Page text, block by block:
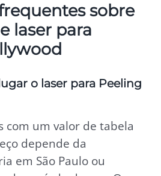
sobre
laser para
o laser para Peeling
com um valor de tabela
depende da
em São Paulo ou